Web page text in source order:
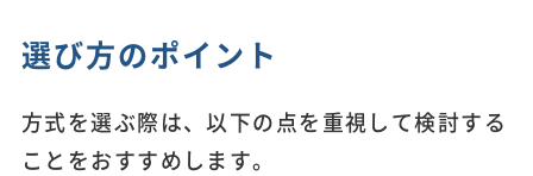
選び方のポイント
方式を選ぶ際は、以下の点を重視して検討する
ことをおすすめします。